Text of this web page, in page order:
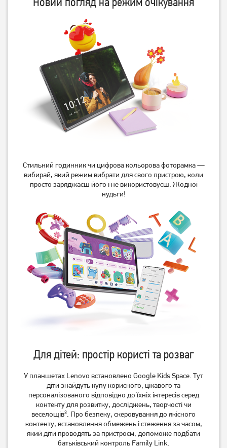
Стильний годинник чи цифрова кольорова фоторамка —
вибирай, який режим вибрати для свого пристрою, коли
просто заряджаєш його і не використовуєш. Жодної
нудьги!
Для дітей: простір користі та розваг
У планшетах Lenovo встановлено Google Kids Space. Тут
діти знайдуть купу корисного, цікавого та
персоналізованого відповідно до їхніх інтересів серед
контенту для розвитку, досліджень, творчості чи
веселощів³. Про безпеку, скеровування до якісного
контенту, встановлення обмежень і стеження за часом,
який діти проводять за пристроєм, допоможе подбати
батьківський контроль Family Link.